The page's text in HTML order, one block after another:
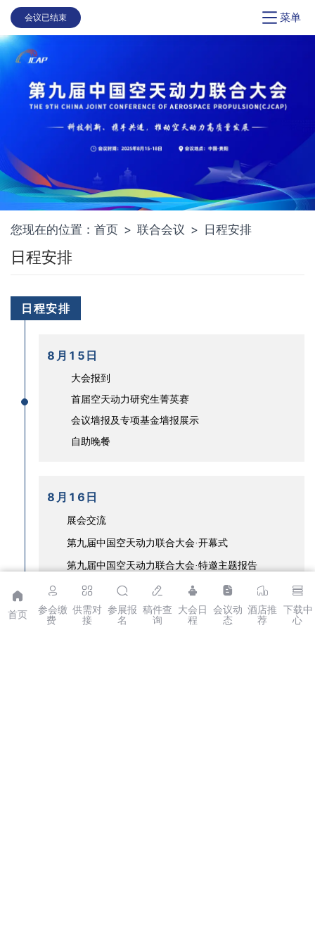
菜单
会议已结束
您现在的位置： 首页 > 联合会议 > 日程安排
日程安排
日程安排
8月15日
大会报到
首届空天动力研究生菁英赛
会议墙报及专项基金墙报展示
自助晚餐
8月16日
展会交流
第九届中国空天动力联合大会·开幕式
第九届中国空天动力联合大会·特邀主题报告
第四届空天动力供需对接大会·成果发布
自助午餐
首页
参会缴
费
供需对
接
参展报
名
稿件查
询
大会日
程
会议动
态
酒店推
荐
下载中
心